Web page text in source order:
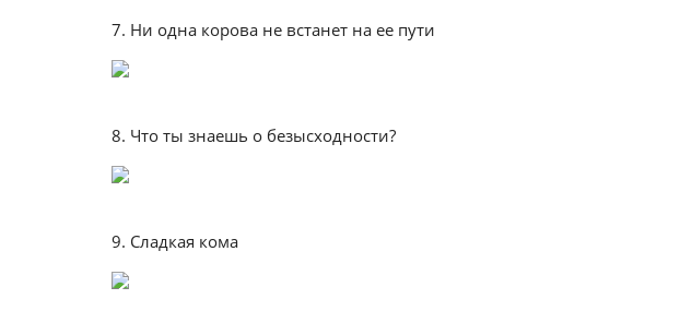
7. Ни одна корова не встанет на ее пути
8. Что ты знаешь о безысходности?
9. Сладкая кома